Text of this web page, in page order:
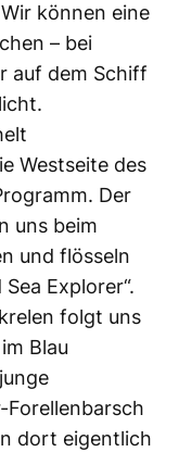
können eine
– bei
auf dem Schiff
Westseite des
Der
uns beim
und flösseln
Explorer“.
folgt uns
Blau
Forellenbarsch
dort eigentlich